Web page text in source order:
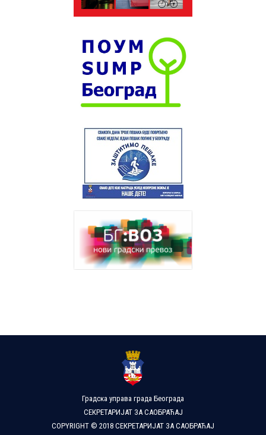
Градска управа града Београда
СЕКРЕТАРИЈАТ ЗА САОБРАЋАЈ
COPYRIGHT © 2018 СЕКРЕТАРИЈАТ ЗА САОБРАЋАЈ